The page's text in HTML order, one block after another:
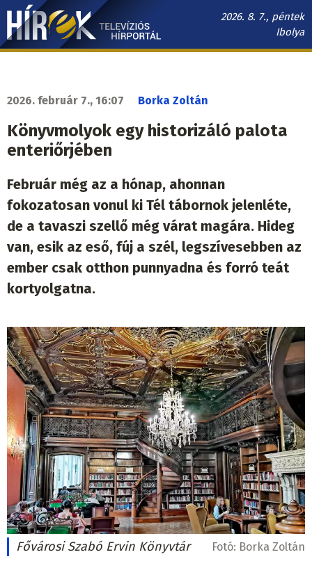
Ugrás
tartalomra
2026. 8. 7., péntek
Ibolya
Hírek.sk
2026. február 7., 16:07 Borka Zoltán
Könyvmolyok egy historizáló palota
enteriőrjében
Február még az a hónap, ahonnan
fokozatosan vonul ki Tél tábornok jelenléte,
de a tavaszi szellő még várat magára. Hideg
van, esik az eső, fúj a szél, legszívesebben az
ember csak otthon punnyadna és forró teát
kortyolgatna.
Fővárosi Szabó Ervin Könyvtár Fotó: Borka Zoltán